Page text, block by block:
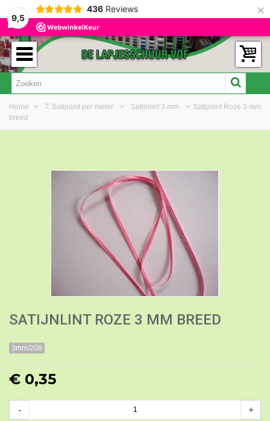
9,5
436 Reviews ×
Home > T: Satijnlint per meter > Satijnlint 3 mm > Satijnlint Roze 3 mm
breed
SATIJNLINT ROZE 3 MM BREED
3mm/208
€ 0,35
- +